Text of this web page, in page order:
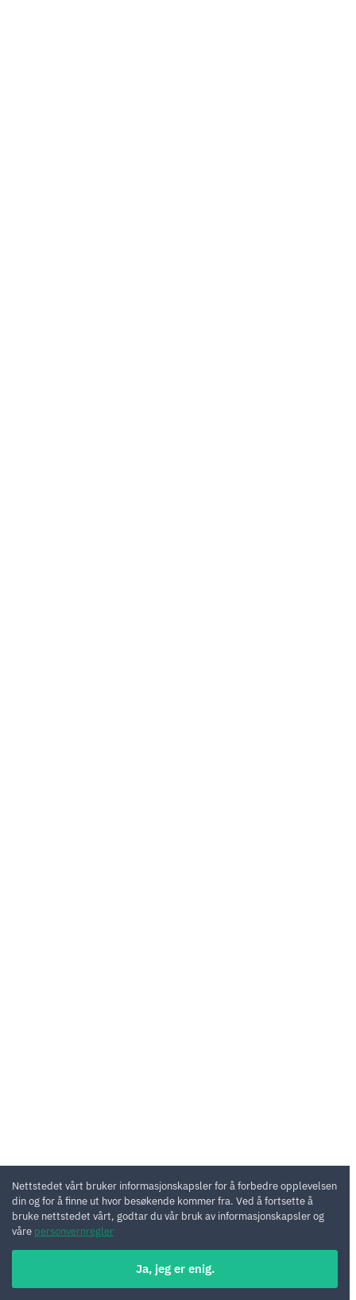
Nettstedet vårt bruker informasjonskapsler for å forbedre opplevelsen
din og for å finne ut hvor besøkende kommer fra. Ved å fortsette å
bruke nettstedet vårt, godtar du vår bruk av informasjonskapsler og
våre personvernregler
Ja, jeg er enig.